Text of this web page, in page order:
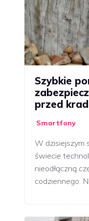
Szybkie
przed
Smartfony
W dzisiejszym
świecie
nieodłączną
codziennego.